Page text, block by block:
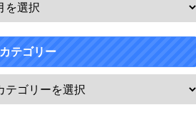
カテゴリー